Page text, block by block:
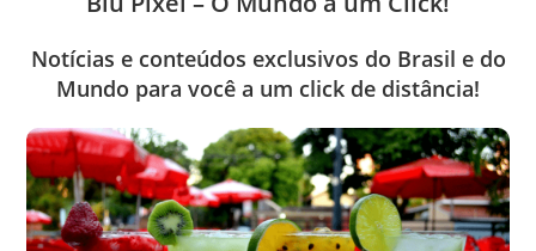
Notícias e conteúdos exclusivos do Brasil e do
Mundo para você a um click de distância!